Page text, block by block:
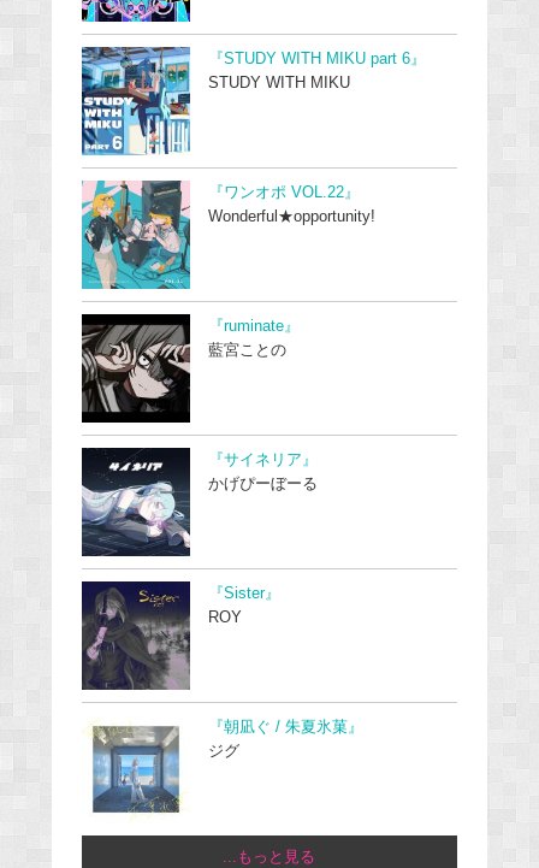
『STUDY WITH MIKU part 6』
STUDY WITH MIKU
『ワンオポ VOL.22』
Wonderful★opportunity!
『ruminate』
藍宮ことの
『サイネリア』
かげぴーぼーる
『Sister』
ROY
『朝凪ぐ / 朱夏氷菓』
ジグ
...もっと見る